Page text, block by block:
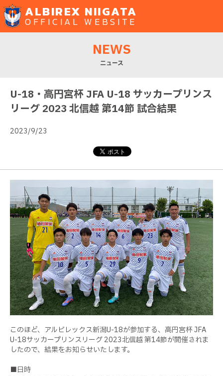
ALBIREX NIIGATA
OFFICIAL WEBSITE
NEWS
ニュース
U-18・高円宮杯 JFA U-18 サッカープリンス
リーグ 2023 北信越 第14節 試合結果
2023/9/23
このほど、アルビレックス新潟U-18が参加する、高円宮杯 JFA
U-18サッカープリンスリーグ 2023北信越 第14節が開催されま
したので、結果をお知らせいたします。
■日時